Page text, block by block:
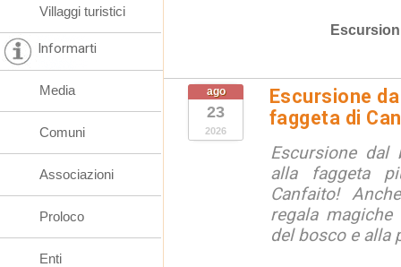
ago
23
2026
Escursione
faggeta di
Escursione
alla faggeta
Canfaito!
regala
del bosco e alla
Villaggi turistici
Informarti
Media
Comuni
Associazioni
Proloco
Enti